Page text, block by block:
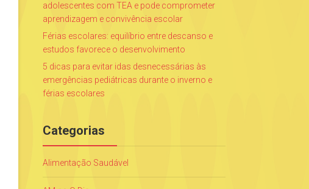
adolescentes com TEA e pode comprometer
aprendizagem e convivência escolar
Férias escolares: equilíbrio entre descanso e
estudos favorece o desenvolvimento
5 dicas para evitar idas desnecessárias às
emergências pediátricas durante o inverno e
férias escolares
Categorias
Alimentação Saudável